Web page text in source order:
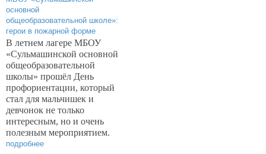
В летнем лагере МБОУ
«Сульмашинской основной
общеобразовательной
школы» прошёл День
профориентации, который
стал для мальчишек и
девчонок не только
интересным, но и очень
полезным мероприятием.
подробнее